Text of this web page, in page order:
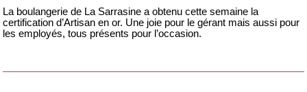
La boulangerie de La Sarrasine a obtenu cette semaine la
certification d’Artisan en or. Une joie pour le gérant mais aussi pour
les employés, tous présents pour l’occasion.